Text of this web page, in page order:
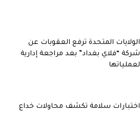
الولايات المتحدة ترفع العقوبات عن
شركة “فلاي بغداد” بعد مراجعة إدارية
لعملياتها
اختبارات سلامة تكشف محاولات خداع